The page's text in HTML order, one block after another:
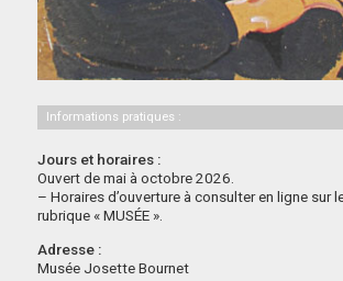
Informations pratiques :
Jours et horaires :
Ouvert de mai à octobre 2026.
– Horaires d’ouverture à consulter en ligne sur
rubrique « MUSÉE ».
Adresse :
Musée Josette Bournet